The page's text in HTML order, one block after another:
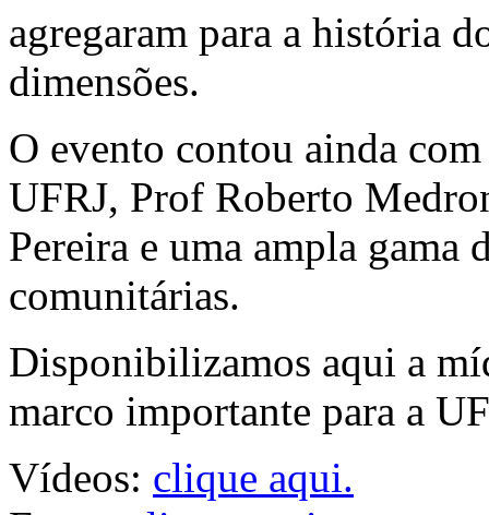
agregaram para a história
dimensões.
O evento contou ainda
UFRJ, Prof Roberto
Pereira e uma ampla gama
comunitárias.
Disponibilizamos aqui a
marco importante para a
Vídeos: clique aqui.